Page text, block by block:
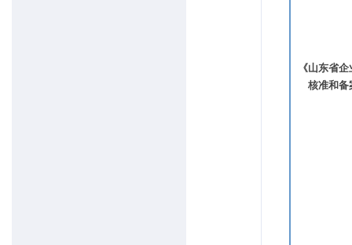
《山东省
核准和备